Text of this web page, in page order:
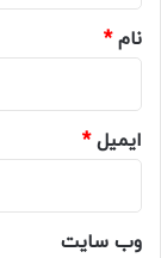
نام*
ایمیل*
وب‌ سایت